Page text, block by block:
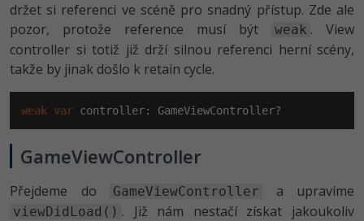
držet si referenci ve scéně pro snadný přístup. Zde ale
pozor, protože reference musí být
weak . View
controller si totiž již drží silnou referenci herní scény,
takže by jinak došlo k retain cycle.
weak var controller: GameViewController?
GameViewController
Přejdeme do GameViewController a upravíme
viewDidLoad() . Již nám nestačí získat jakoukoliv